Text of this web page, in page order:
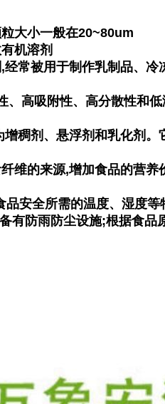
大小一般在20~80um
机溶剂
经常被用于制作乳制品、
高吸附性、高分散性和低
稠剂、悬浮剂和乳化剂。
维的来源,增加食品的营养
安全所需的温度、湿度等
有防雨防尘设施;根据食品